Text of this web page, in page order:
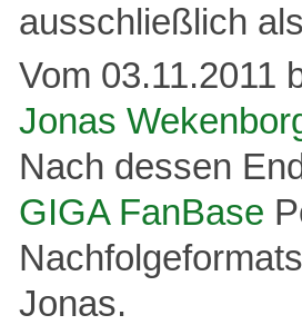
ausschließlich
Vom 03.11.2011
Jonas
Nach dessen
GIGA FanBase
Nachfolgeformats
Jonas.